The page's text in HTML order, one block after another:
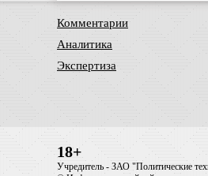
Комментарии
Аналитика
Экспертиза
18+
Учредитель - ЗАО "Политические